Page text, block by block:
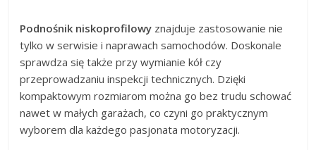
Podnośnik niskoprofilowy znajduje zastosowanie nie
tylko w serwisie i naprawach samochodów. Doskonale
sprawdza się także przy wymianie kół czy
przeprowadzaniu inspekcji technicznych. Dzięki
kompaktowym rozmiarom można go bez trudu schować
nawet w małych garażach, co czyni go praktycznym
wyborem dla każdego pasjonata motoryzacji.